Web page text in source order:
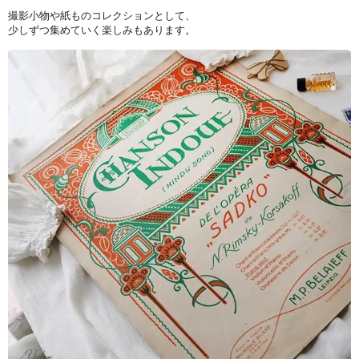
撮影小物や紙ものコレクションとして、
少しずつ集めていく楽しみもあります。